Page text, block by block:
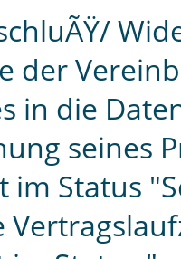
der
in die
seines
im Status